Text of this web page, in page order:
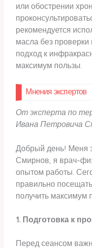
или обострении
рекомендуется
масла без
подход к
максимум пользы.
Мнения экспертов
От эксперта по
Ивана Петровича
Добрый день! Меня
Смирнов, я врач-
опытом работы.
правильно
получить максимум
1. Подготовка к
Перед сеансом